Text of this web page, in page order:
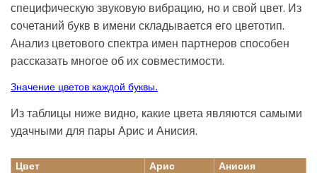
специфическую звуковую вибрацию, но и свой цвет. Из
сочетаний букв в имени складывается его цветотип.
Анализ цветового спектра имен партнеров способен
рассказать многое об их совместимости.
Значение цветов каждой буквы.
Из таблицы ниже видно, какие цвета являются самыми
удачными для пары Арис и Анисия.
Цвет Арис Анисия